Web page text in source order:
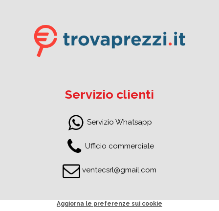
Servizio clienti
Servizio Whatsapp
Ufficio commerciale
ventecsrl@gmail.com
Aggiorna le preferenze sui cookie